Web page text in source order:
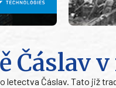
v
Čáslav. Tato již